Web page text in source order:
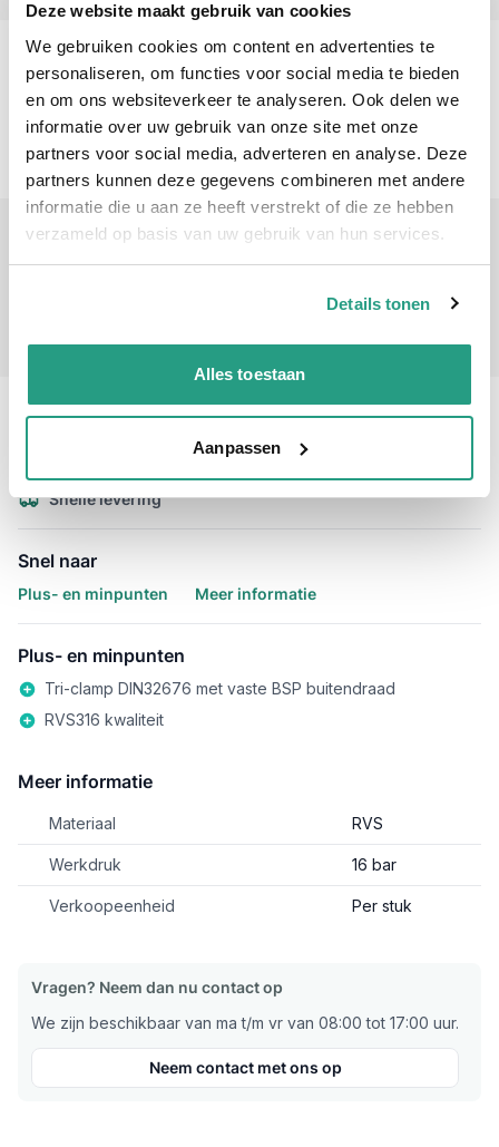
Deze website maakt gebruik van cookies
We gebruiken cookies om content en advertenties te
personaliseren, om functies voor social media te bieden
en om ons websiteverkeer te analyseren. Ook delen we
informatie over uw gebruik van onze site met onze
partners voor social media, adverteren en analyse. Deze
partners kunnen deze gegevens combineren met andere
informatie die u aan ze heeft verstrekt of die ze hebben
verzameld op basis van uw gebruik van hun services.
Details tonen
Alles toestaan
Aanpassen
SB29004063
DN65-91mm
€ 101,64
+
-
SB29004075
Professioneel advies
Snelle levering
Snel naar
Plus- en minpunten Meer informatie
Plus- en minpunten
Tri-clamp DIN32676 met vaste BSP buitendraad
RVS316 kwaliteit
Meer informatie
Materiaal RVS
Werkdruk 16 bar
Verkoopeenheid Per stuk
Vragen? Neem dan nu contact op
We zijn beschikbaar van ma t/m vr van 08:00 tot 17:00 uur.
Neem contact met ons op